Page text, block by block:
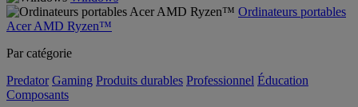
Ordinateurs portables
Acer AMD Ryzen™
Par catégorie
Predator Gaming Produits durables Professionnel Éducation
Composants